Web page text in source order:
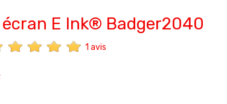
E Ink® Badger2040
1 avis